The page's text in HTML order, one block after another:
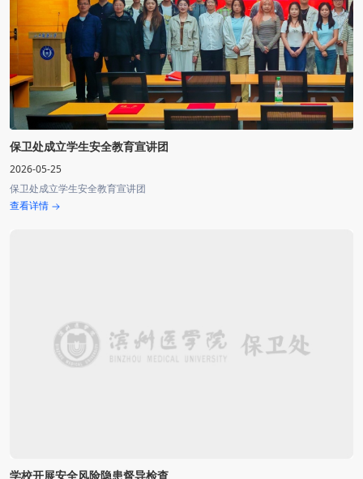
保卫处成立学生安全教育宣讲团
2026-05-25
保卫处成立学生安全教育宣讲团
查看详情
学校开展安全风险隐患督导检查